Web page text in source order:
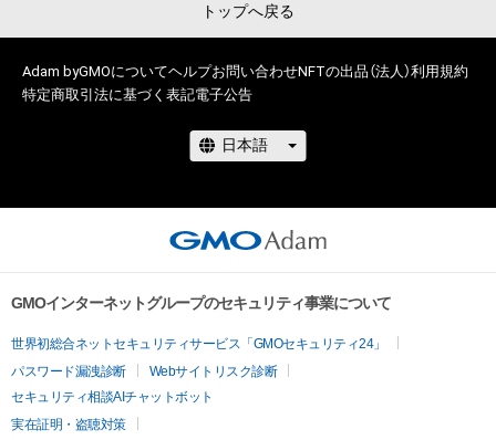
トップへ戻る
Adam byGMOについてヘルプお問い合わせNFTの出品（法人）利用規約
特定商取引法に基づく表記電子公告
GMOインターネットグループのセキュリティ事業について
世界初総合ネットセキュリティサービス「GMOセキュリティ24」
パスワード漏洩診断
Webサイトリスク診断
セキュリティ相談AIチャットボット
実在証明・盗聴対策